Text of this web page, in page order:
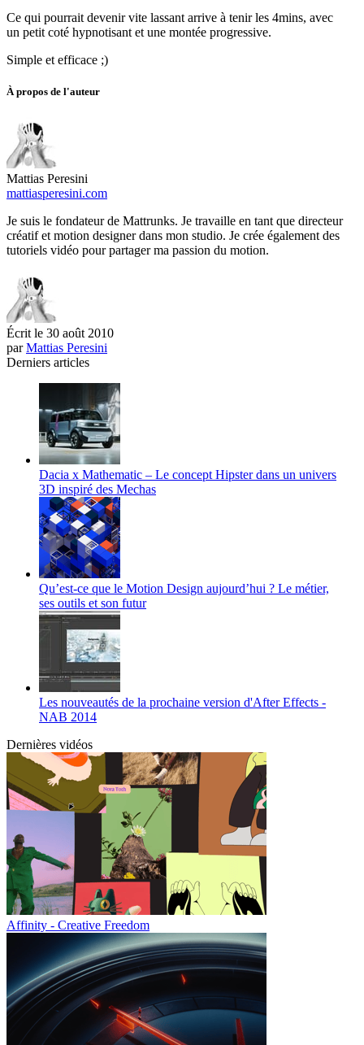
Ce qui pourrait devenir vite lassant arrive à tenir les 4mins, avec
un petit coté hypnotisant et une montée progressive.
Simple et efficace ;)
À propos de l'auteur
Mattias Peresini
mattiasperesini.com
Je suis le fondateur de Mattrunks. Je travaille en tant que directeur
créatif et motion designer dans mon studio. Je crée également des
tutoriels vidéo pour partager ma passion du motion.
Écrit le 30 août 2010
parMattias Peresini
Derniers articles
Dacia x Mathematic – Le concept Hipster dans un univers
3D inspiré des Mechas
Qu’est-ce que le Motion Design aujourd’hui ? Le métier,
ses outils et son futur
Les nouveautés de la prochaine version d'After Effects -
NAB 2014
Dernières vidéos
Affinity - Creative Freedom